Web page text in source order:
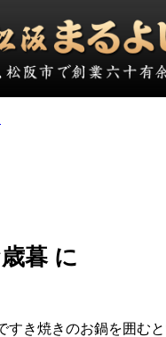
暮 に
すき焼きのお鍋を囲む